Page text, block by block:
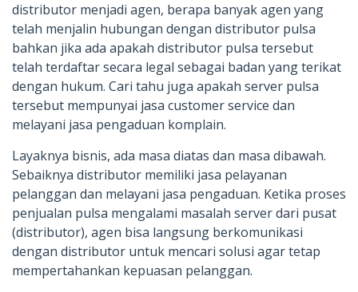
distributor menjadi agen, berapa banyak agen yang
telah menjalin hubungan dengan distributor pulsa
bahkan jika ada apakah distributor pulsa tersebut
telah terdaftar secara legal sebagai badan yang terikat
dengan hukum. Cari tahu juga apakah server pulsa
tersebut mempunyai jasa customer service dan
melayani jasa pengaduan komplain.
Layaknya bisnis, ada masa diatas dan masa dibawah.
Sebaiknya distributor memiliki jasa pelayanan
pelanggan dan melayani jasa pengaduan. Ketika proses
penjualan pulsa mengalami masalah server dari pusat
(distributor), agen bisa langsung berkomunikasi
dengan distributor untuk mencari solusi agar tetap
mempertahankan kepuasan pelanggan.